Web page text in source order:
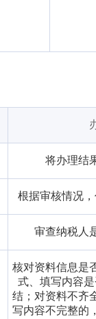
将办理结
根据审核情况
审查纳税人
核对资料信息是
式、填写内容
结；对资料不齐
写内容不完整的